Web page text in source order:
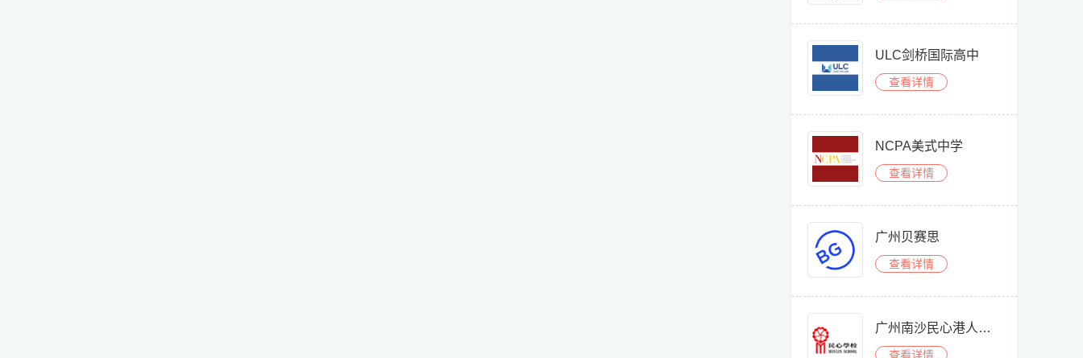
ULC剑桥国际高中
查看详情
NCPA美式中学
查看详情
广州贝赛思
查看详情
广州南沙民心港人子弟学校
查看详情